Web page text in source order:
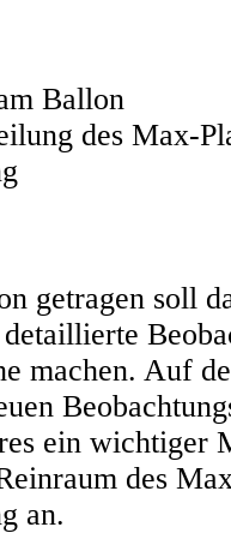
Ballon
des Max-
getragen soll
machen. Auf
ein wichtiger
des
an.